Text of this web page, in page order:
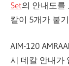
Set의 안내도를
칼이 5개가 붙
AIM-120
시 데칼 안내가